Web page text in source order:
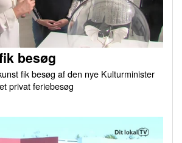
besøg
fik besøg af den nye Kulturminister
privat feriebesøg